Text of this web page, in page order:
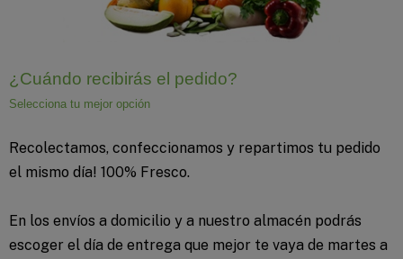
¿Cuándo recibirás el pedido?
Selecciona tu mejor opción
Recolectamos, confeccionamos y repartimos tu pedido
el mismo día! 100% Fresco.
En los envíos a domicilio y a nuestro almacén podrás
escoger el día de entrega que mejor te vaya de martes a